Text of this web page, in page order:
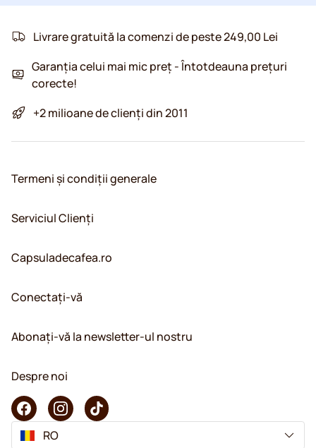
Livrare gratuită la comenzi de peste 249,00 Lei
Garanția celui mai mic preț - Întotdeauna prețuri
corecte!
+2 milioane de clienți din 2011
Termeni și condiții generale
Serviciul Clienți
Capsuladecafea.ro
Conectați-vă
Abonați-vă la newsletter-ul nostru
Despre noi
RO